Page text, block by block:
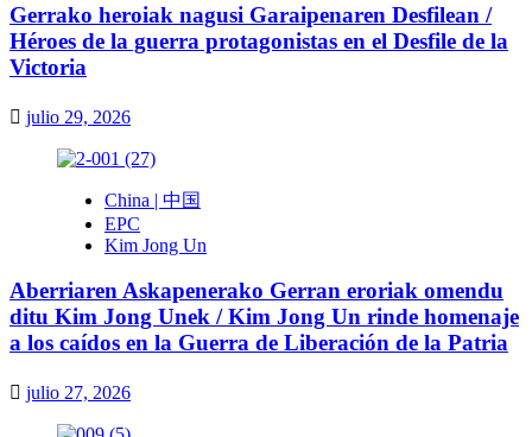
Gerrako heroiak nagusi Garaipenaren Desfilean /
Héroes de la guerra protagonistas en el Desfile de la
Victoria
julio 29, 2026
China | 中国
EPC
Kim Jong Un
Aberriaren Askapenerako Gerran eroriak omendu
ditu Kim Jong Unek / Kim Jong Un rinde homenaje
a los caídos en la Guerra de Liberación de la Patria
julio 27, 2026